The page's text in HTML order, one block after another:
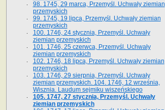
98. 1745, 29 marca, Przemyśl. Uchwały ziemian
przemyskich
99. 1745, 19 lipca, Przemyśl. Uchwały ziemian
przemyskich
100. 1746, 24 stycznia, Przemyśl. Uchwały
ziemian przemyskich
101. 1746, 25 czerwca, Przemyśl. Uchwały
ziemian przemyskich
102. 1746, 18 lipca, Przemyśl. Uchwały ziemian
przemyskich
103. 1746, 29 sierpnia, Przemyśl. Uchwały
ziemian przemyskich. 104. 1746, 12 września,
Wisznia. Laudum sejmiku wiszeńskiego
105. 1747, 27 stycznia, Przemyśl. Uchwały
ziemian przemyskich